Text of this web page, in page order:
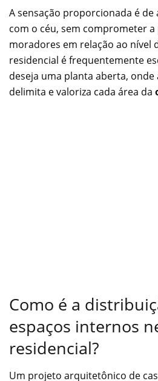
A sensação proporcionada é
com o céu, sem comprometer
moradores em relação ao nível
residencial é frequentemente
deseja uma planta aberta,
delimita e valoriza cada área da
Como é a
espaços internos
residencial?
Um projeto arquitetônico de